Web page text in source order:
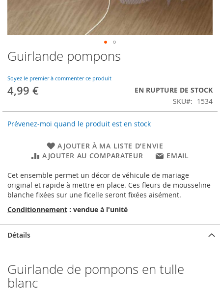
Skip
to
beginning
of
images
gallery
Guirlande pompons
Soyez le premier à commenter ce produit
4,99 €
EN RUPTURE DE STOCK
SKU
1534
Prévenez-moi quand le produit est en stock
AJOUTER À MA LISTE D’ENVIE
AJOUTER AU COMPARATEUR
EMAIL
Cet ensemble permet un décor de véhicule de mariage
original et rapide à mettre en place. Ces fleurs de mousseline
blanche fixées sur une ficelle seront fixées aisément.
Conditionnement : vendue à l'unité
Détails
Guirlande de pompons en tulle
blanc